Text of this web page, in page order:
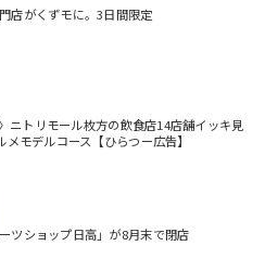
店がくずモに。3日間限定
ニトリモール枚方の飲食店14店舗イッキ見
メモデルコース【ひらつー広告】
ツショップ日高」が8月末で閉店